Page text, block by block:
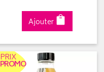
Ajouter
PRIX
PROMO